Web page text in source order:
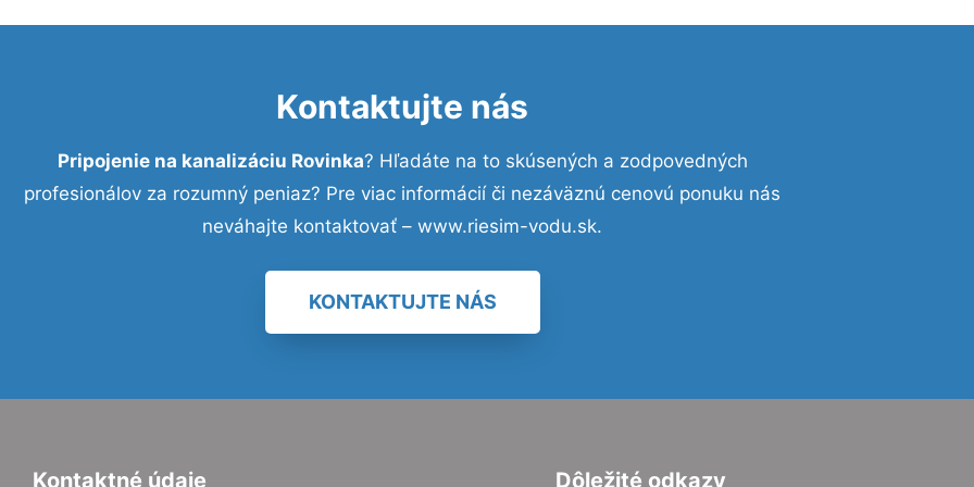
Kontaktujte nás
Pripojenie na kanalizáciu Rovinka? Hľadáte na to skúsených a zodpovedných
profesionálov za rozumný peniaz? Pre viac informácií či nezáväznú cenovú ponuku nás
neváhajte kontaktovať – www.riesim-vodu.sk.
KONTAKTUJTE NÁS
Kontaktné údaje Dôležité odkazy